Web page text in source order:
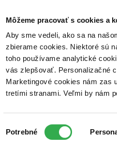
Môžeme pracovať s cookies a
Aby sme vedeli, ako sa na
zbierame cookies. Niektoré sú
toho používame analytické
vás zlepšovať. Personalizačné
Marketingové cookies nám zas
tretími stranami. Veľmi by nám
súhlasu
Potrebné
Poukážky Kontakt